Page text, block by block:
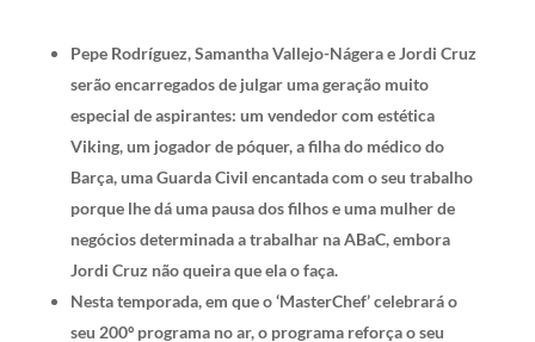
Pepe Rodríguez, Samantha Vallejo-Nágera e Jordi Cruz
serão encarregados de julgar uma geração muito
especial de aspirantes: um vendedor com estética
Viking, um jogador de póquer, a filha do médico do
Barça, uma Guarda Civil encantada com o seu trabalho
porque lhe dá uma pausa dos filhos e uma mulher de
negócios determinada a trabalhar na ABaC, embora
Jordi Cruz não queira que ela o faça.
Nesta temporada, em que o ‘MasterChef’ celebrará o
seu 200º programa no ar, o programa reforça o seu